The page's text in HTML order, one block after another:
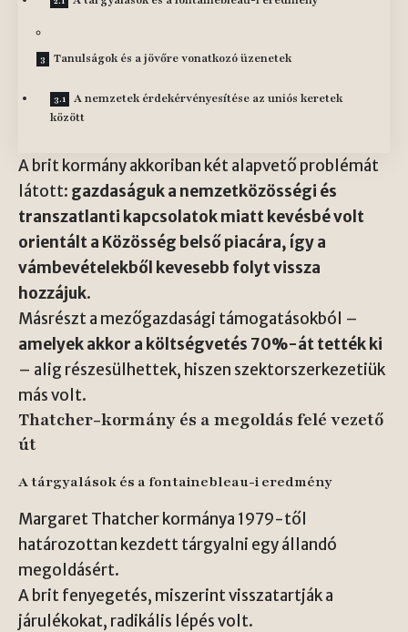
Tanulságok és a jövőre vonatkozó üzenetek
A nemzetek érdekérvényesítése az uniós keretek
között
A brit kormány akkoriban két alapvető problémát
látott: gazdaságuk a nemzetközösségi és
transzatlanti kapcsolatok miatt kevésbé volt
orientált a Közösség belső piacára, így a
vámbevételekből kevesebb folyt vissza
hozzájuk.
Másrészt a mezőgazdasági támogatásokból –
amelyek akkor a költségvetés 70%-át tették ki
– alig részesülhettek, hiszen szektorszerkezetiük
más volt.
Thatcher-kormány és a megoldás felé vezető
út
A tárgyalások és a fontainebleau-i eredmény
Margaret Thatcher kormánya 1979-től
határozottan kezdett tárgyalni egy állandó
megoldásért.
A brit fenyegetés, miszerint visszatartják a
járulékokat, radikális lépés volt.